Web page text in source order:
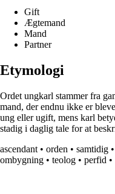
Gift
Ægtemand
Mand
Partner
Etymologi
Ordet ungkarl stammer fra
mand, der endnu ikke er
ung eller ugift, mens karl
stadig i daglig tale for at
ascendant • orden • samtidig •
ombygning • teolog • perfid •